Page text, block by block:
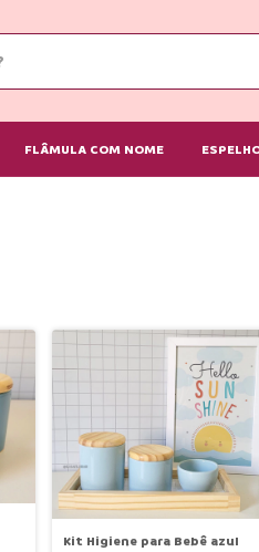
FLÂMULA COM NOME
Kit Higiene para Bebê azul